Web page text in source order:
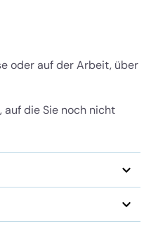
oder auf der Arbeit, über
auf die Sie noch nicht